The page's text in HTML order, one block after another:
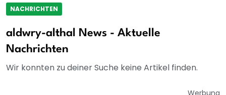
NACHRICHTEN
aldwry-althal News - Aktuelle
Nachrichten
Wir konnten zu deiner Suche keine Artikel finden.